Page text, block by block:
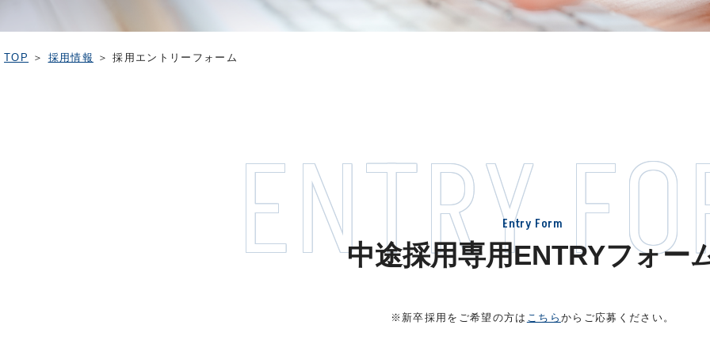
TOP ＞ 採用情報 ＞ 採用エントリーフォーム
ENTRY
Entry Form
中途採用専用ENTRYフォー
※新卒採用をご希望の方は こちら からご応募ください。